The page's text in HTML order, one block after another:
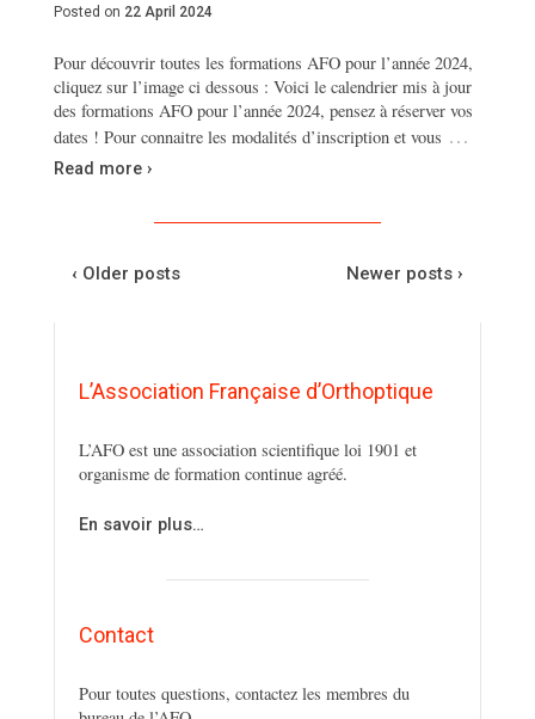
Posted on 22 April 2024
Pour découvrir toutes les formations AFO pour l’année 2024,
cliquez sur l’image ci dessous : Voici le calendrier mis à jour
des formations AFO pour l’année 2024, pensez à réserver vos
dates ! Pour connaitre les modalités d’inscription et vous …
Read more ›
‹ Older posts Newer posts ›
L’Association Française d’Orthoptique
L’AFO est une association scientifique loi 1901 et
organisme de formation continue agréé.
En savoir plus…
Contact
Pour toutes questions, contactez les membres du